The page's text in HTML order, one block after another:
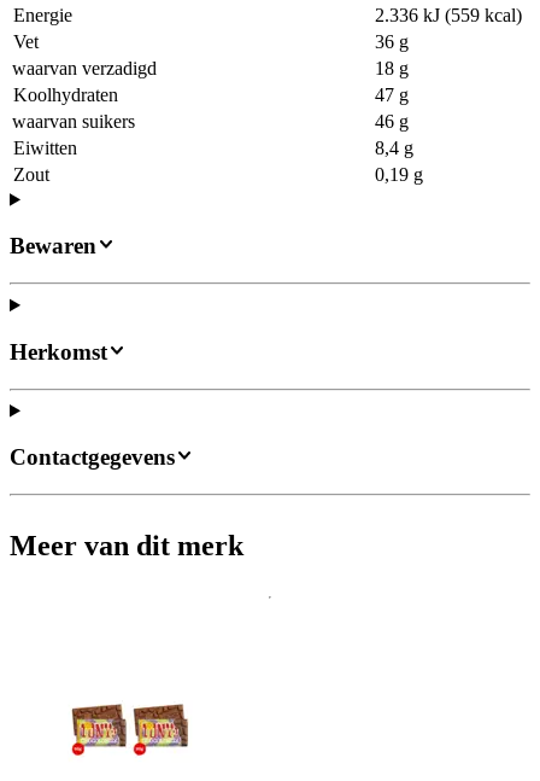
Energie
2.336 kJ (559 kcal)
Vet
36 g
waarvan verzadigd
18 g
Koolhydraten
47 g
waarvan suikers
46 g
Eiwitten
8,4 g
Zout
0,19 g
Bewaren
Herkomst
Contactgegevens
Meer van dit merk